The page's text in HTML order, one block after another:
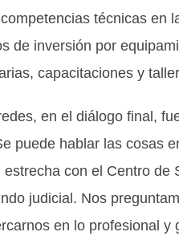
técnicas en
de inversión por
capacitaciones y
en el diálogo final,
puede hablar las cosas
con el Centro de
judicial. Nos
en lo profesional y